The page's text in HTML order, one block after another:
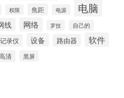
权限 焦距 电源 电脑
线 网络 罗技 自己的
记录仪 设备 路由器
软件
清 黑屏